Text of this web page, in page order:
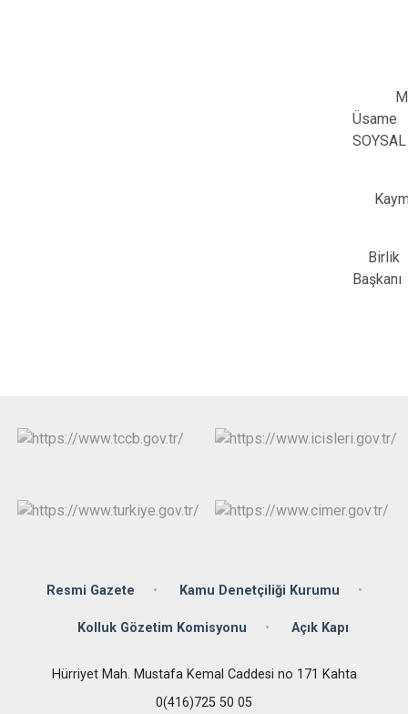
Üsame
SOYSAL
Birlik
Başkanı
Resmi Gazete Kamu Denetçiliği Kurumu
Kolluk Gözetim Komisyonu Açık Kapı
Hürriyet Mah. Mustafa Kemal Caddesi no 171 Kahta
0(416)725 50 05